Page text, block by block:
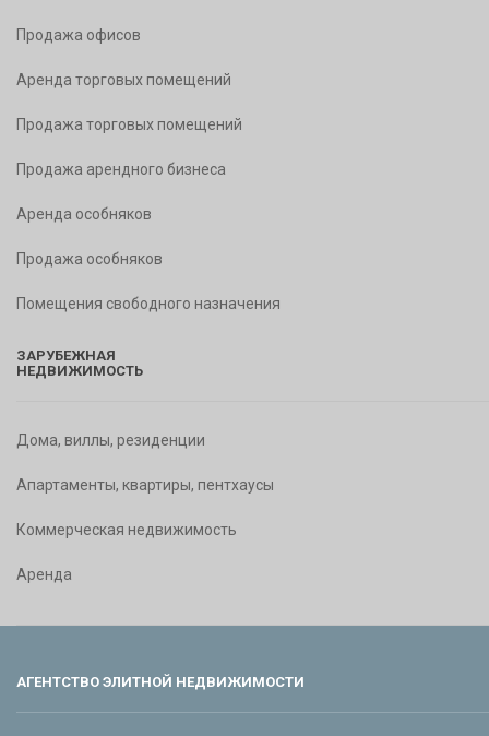
Продажа офисов
Аренда торговых помещений
Продажа торговых помещений
Продажа арендного бизнеса
Аренда особняков
Продажа особняков
Помещения свободного назначения
ЗАРУБЕЖНАЯ
НЕДВИЖИМОСТЬ
Дома, виллы, резиденции
Апартаменты, квартиры, пентхаусы
Коммерческая недвижимость
Аренда
АГЕНТСТВО ЭЛИТНОЙ НЕДВИЖИМОСТИ